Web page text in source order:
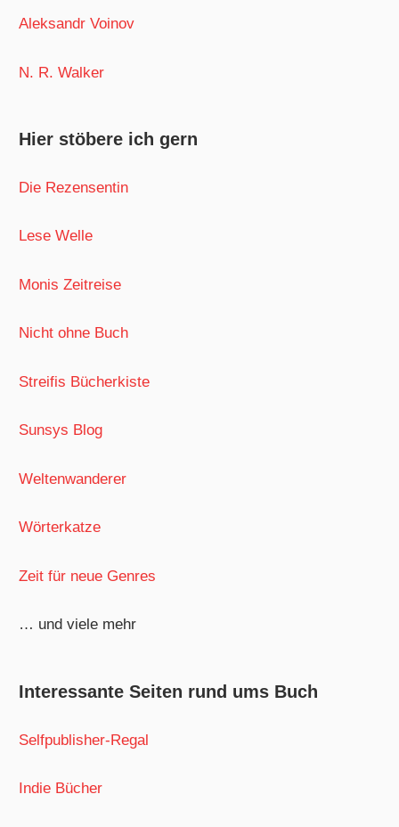
Aleksandr Voinov
N. R. Walker
Hier stöbere ich gern
Die Rezensentin
Lese Welle
Monis Zeitreise
Nicht ohne Buch
Streifis Bücherkiste
Sunsys Blog
Weltenwanderer
Wörterkatze
Zeit für neue Genres
… und viele mehr
Interessante Seiten rund ums Buch
Selfpublisher-Regal
Indie Bücher